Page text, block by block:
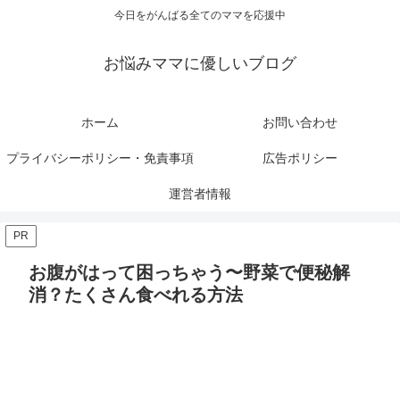
今日をがんばる全てのママを応援中
お悩みママに優しいブログ
ホーム お問い合わせ
プライバシーポリシー・免責事項 広告ポリシー
運営者情報
PR
お腹がはって困っちゃう〜野菜で便秘解
消？たくさん食べれる方法